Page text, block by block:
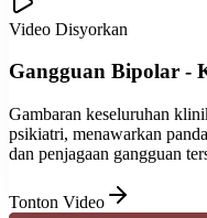
Video Disyorkan
Gangguan Bipolar -
Gambaran keseluruhan
psikiatri, menawarkan
dan penjagaan gangguan
Tonton Video